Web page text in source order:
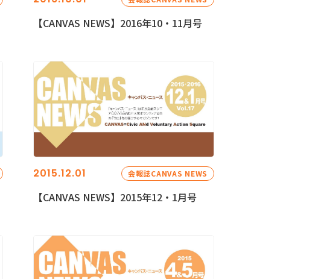
【CANVAS NEWS】2016年10・11月号
2015.12.01 会報誌CANVAS NEWS
【CANVAS NEWS】2015年12・1月号